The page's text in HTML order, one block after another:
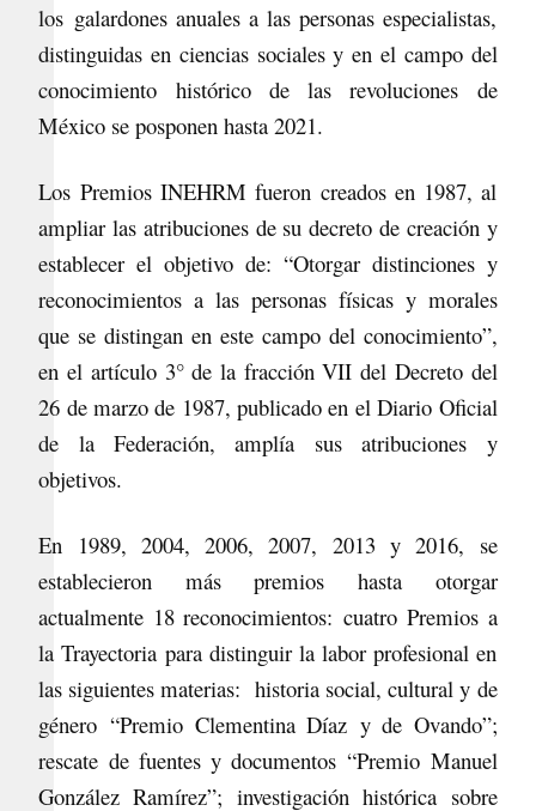
los galardones anuales a las personas especialistas,
distinguidas en ciencias sociales y en el campo del
conocimiento histórico de las revoluciones de
México se posponen hasta 2021.
Los Premios INEHRM fueron creados en 1987, al
ampliar las atribuciones de su decreto de creación y
establecer el objetivo de: “Otorgar distinciones y
reconocimientos a las personas físicas y morales
que se distingan en este campo del conocimiento”,
en el artículo 3° de la fracción VII del Decreto del
26 de marzo de 1987, publicado en el Diario Oficial
de la Federación, amplía sus atribuciones y
objetivos.
En 1989, 2004, 2006, 2007, 2013 y 2016, se
establecieron más premios hasta otorgar
actualmente 18 reconocimientos: cuatro Premios a
la Trayectoria para distinguir la labor profesional en
las siguientes materias: historia social, cultural y de
género “Premio Clementina Díaz y de Ovando”;
rescate de fuentes y documentos“Premio Manuel
González Ramírez”; investigaciónhistórica sobre